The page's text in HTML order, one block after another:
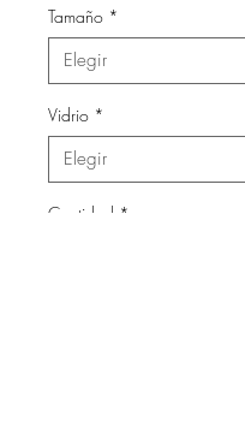
Tamaño *
Vidrio *
Cantidad *